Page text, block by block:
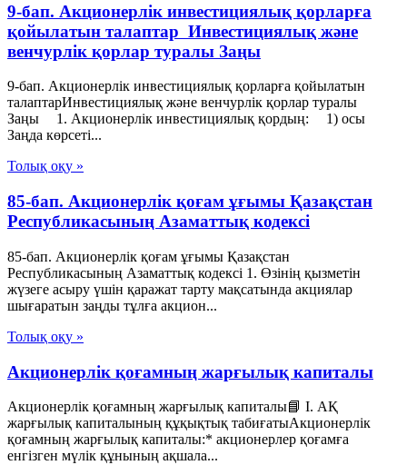
9-бап. Акционерлiк инвестициялық қорларға
қойылатын талаптар Инвестициялық және
венчурлік қорлар туралы Заңы
9-бап. Акционерлiк инвестициялық қорларға қойылатын
талаптарИнвестициялық және венчурлік қорлар туралы
Заңы 1. Акционерлiк инвестициялық қордың: 1) осы
Заңда көрсетi...
Толық оқу »
85-бап. Акционерлiк қоғам ұғымы Қазақстан
Республикасының Азаматтық кодексi
85-бап. Акционерлiк қоғам ұғымы Қазақстан
Республикасының Азаматтық кодексi 1. Өзiнiң қызметiн
жүзеге асыру үшiн қаражат тарту мақсатында акциялар
шығаратын заңды тұлға акцион...
Толық оқу »
Акционерлік қоғамның жарғылық капиталы
Акционерлік қоғамның жарғылық капиталы📘 I. АҚ
жарғылық капиталының құқықтық табиғатыАкционерлік
қоғамның жарғылық капиталы:* акционерлер қоғамға
енгізген мүлік құнының ақшала...